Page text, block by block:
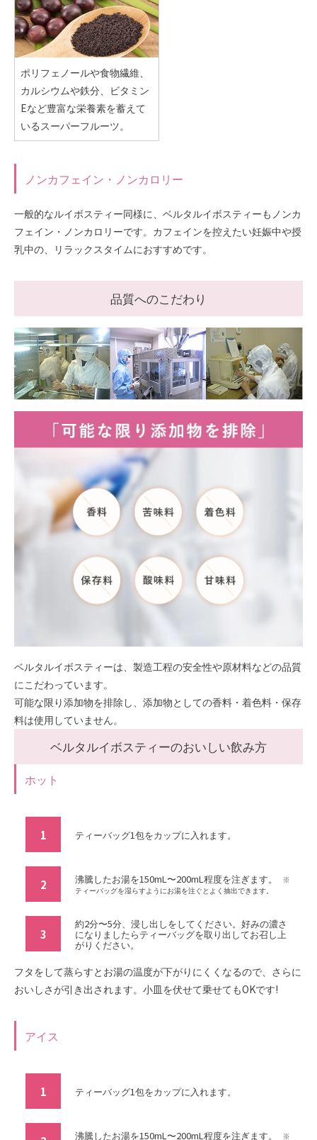
ポリフェノールや食物繊維、
カルシウムや鉄分、ビタミン
Eなど豊富な栄養素を蓄えて
いるスーパーフルーツ。
ノンカフェイン・ノンカロリー
一般的なルイボスティー同様に、ベルタルイボスティーもノンカ
フェイン・ノンカロリーです。カフェインを控えたい妊娠中や授
乳中の、リラックスタイムにおすすめです。
品質へのこだわり
ベルタルイボスティーは、製造工程の安全性や原材料などの品質
にこだわっています。
可能な限り添加物を排除し、添加物としての香料・着色料・保存
料は使用していません。
ベルタルイボスティーのおいしい飲み方
ホット
1 ティーバッグ1包をカップに入れます。
2 沸騰したお湯を150mL〜200mL程度を注ぎます。
※
ティーバッグを湿らすようにお湯を注ぐとよく抽出できます。
3
約2分〜5分、浸し出しをしてください。好みの濃さ
になりましたらティーバッグを取り出してお召し上
がりください。
フタをして蒸らすとお湯の温度が下がりにくくなるので、さらに
おいしさが引き出されます。小皿を伏せて乗せてもOKです!
アイス
1 ティーバッグ1包をカップに入れます。
沸騰したお湯を150mL〜200mL程度を注ぎます。
※